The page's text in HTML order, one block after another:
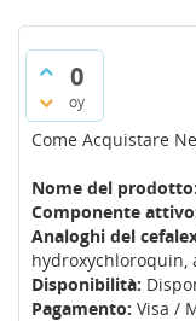
0
oy
Come Acquistare
Nome del prodotto:
Componente
Analoghi del
hydroxychloroquin,
Disponibilità:
Pagamento: Visa /